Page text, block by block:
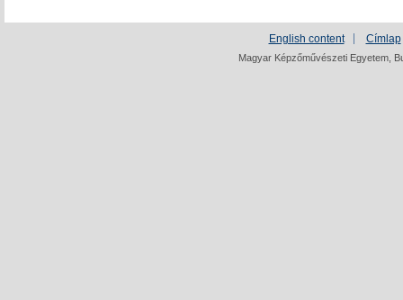
English content Címlap
Magyar Képzőművészeti Egyetem,